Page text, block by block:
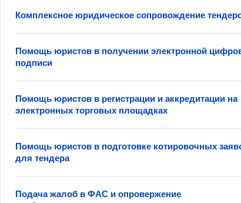
Комплексное юридическое сопровождение
Помощь юристов в получении электронной
подписи
Помощь юристов в регистрации и аккредитации на
электронных торговых площадках
Помощь юристов в подготовке котировочных
для тендера
Подача жалоб в ФАС и опровержение